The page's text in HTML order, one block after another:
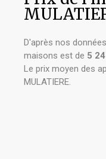
D'après nos
maisons est de 5
Le prix moyen des
MULATIERE.